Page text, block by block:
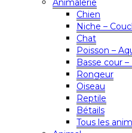
Animalerie
Chien
Niche –
Chat
Poisson –
Basse cour
Rongeur
Oiseau
Reptile
Bétails
Tous les